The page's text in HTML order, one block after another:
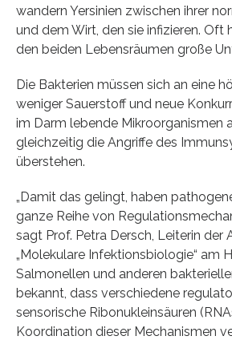
wandern Yersinien zwischen ihrer
und dem Wirt, den sie infizieren. Oft
den beiden Lebensräumen große
Die Bakterien müssen sich an eine
weniger Sauerstoff und neue
im Darm lebende Mikroorganismen
gleichzeitig die Angriffe des
überstehen.
„Damit das gelingt, haben
ganze Reihe von
sagt Prof. Petra Dersch, Leiterin der
„Molekulare Infektionsbiologie“ am
Salmonellen und anderen
bekannt, dass verschiedene
sensorische Ribonukleinsäuren
Koordination dieser Mechanismen